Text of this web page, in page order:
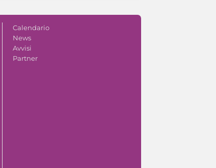
Calendario
News
Avvisi
Partner